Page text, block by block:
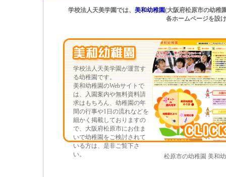
学校法人天美学園では、 美和幼稚園(大阪府松原市の幼稚
各ホームページを設
学校法人天美学園が運営す
る幼稚園です。
美和幼稚園のWebサイトで
は、入園案内や無料資料請
求はもちろん、幼稚園の年
間の行事や1日の流れなどを
細かく掲載しておりますの
で、大阪府松原市にお住ま
いで幼稚園をご検討されて
いる方は、是非ご覧下さ
い。
松原市の幼稚園 美和